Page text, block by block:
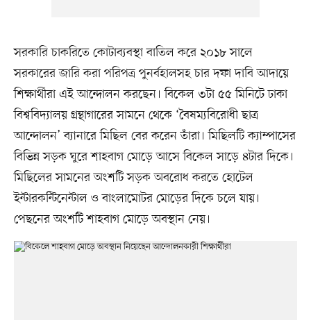
সরকারি চাকরিতে কোটাব্যবস্থা বাতিল করে ২০১৮ সালে
সরকারের জারি করা পরিপত্র পুনর্বহালসহ চার দফা দাবি আদায়ে
শিক্ষার্থীরা এই আন্দোলন করছেন। বিকেল ৩টা ৫৫ মিনিটে ঢাকা
বিশ্ববিদ্যালয় গ্রন্থাগারের সামনে থেকে ‘বৈষম্যবিরোধী ছাত্র
আন্দোলন’ ব্যানারে মিছিল বের করেন তাঁরা। মিছিলটি ক্যাম্পাসের
বিভিন্ন সড়ক ঘুরে শাহবাগ মোড়ে আসে বিকেল সাড়ে ৪টার দিকে।
মিছিলের সামনের অংশটি সড়ক অবরোধ করতে হোটেল
ইন্টারকন্টিনেন্টাল ও বাংলামোটর মোড়ের দিকে চলে যায়।
পেছনের অংশটি শাহবাগ মোড়ে অবস্থান নেয়।